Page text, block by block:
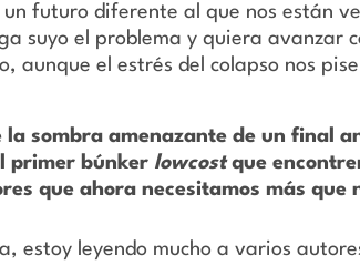
futuro diferente al que nos están
suyo el problema y quiera avanzar
aunque el estrés del colapso nos
la sombra amenazante de un final
primer búnker lowcostque
que ahora necesitamos más que
estoy leyendo mucho a varios